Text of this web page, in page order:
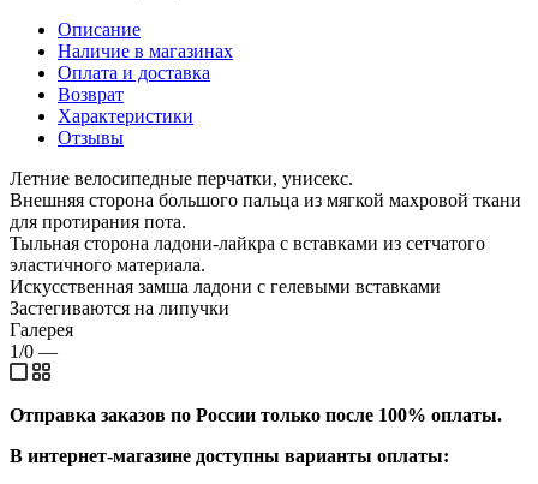
Описание
Наличие в магазинах
Оплата и доставка
Возврат
Характеристики
Отзывы
Летние велосипедные перчатки, унисекс.
Внешняя сторона большого пальца из мягкой махровой ткани
для протирания пота.
Тыльная сторона ладони-лайкра с вставками из сетчатого
эластичного материала.
Искусственная замша ладони с гелевыми вставками
Застегиваются на липучки
Галерея
1/0 —
Отправка заказов по России только после 100% оплаты.
В интернет-магазине доступны варианты оплаты: